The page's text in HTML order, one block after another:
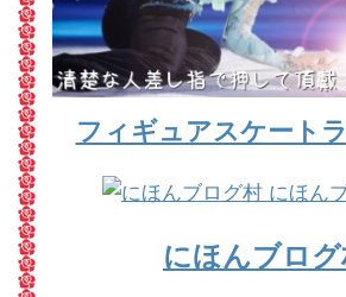
フィギュアスケート
にほんブロ